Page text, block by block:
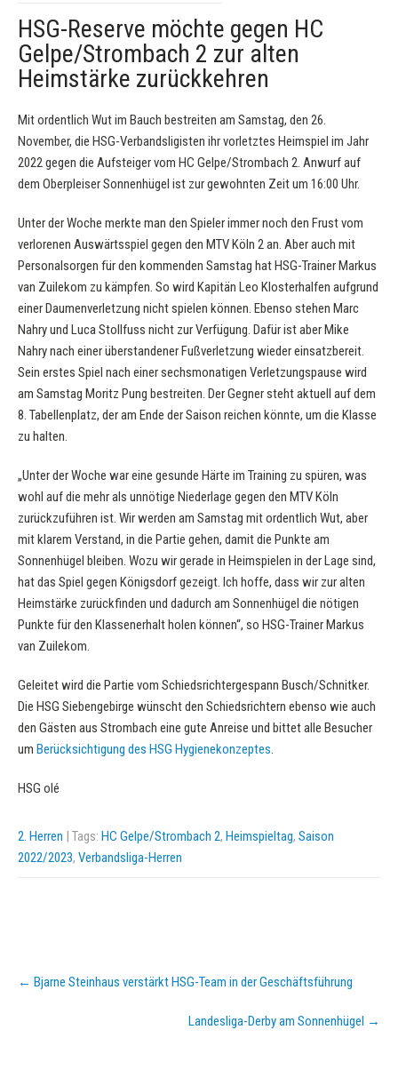
HSG-Reserve möchte gegen HC
Gelpe/Strombach 2 zur alten
Heimstärke zurückkehren
Mit ordentlich Wut im Bauch bestreiten am Samstag, den 26.
November, die HSG-Verbandsligisten ihr vorletztes Heimspiel im Jahr
2022 gegen die Aufsteiger vom HC Gelpe/Strombach 2. Anwurf auf
dem Oberpleiser Sonnenhügel ist zur gewohnten Zeit um 16:00 Uhr.
Unter der Woche merkte man den Spieler immer noch den Frust vom
verlorenen Auswärtsspiel gegen den MTV Köln 2 an. Aber auch mit
Personalsorgen für den kommenden Samstag hat HSG-Trainer Markus
van Zuilekom zu kämpfen. So wird Kapitän Leo Klosterhalfen aufgrund
einer Daumenverletzung nicht spielen können. Ebenso stehen Marc
Nahry und Luca Stollfuss nicht zur Verfügung. Dafür ist aber Mike
Nahry nach einer überstandener Fußverletzung wieder einsatzbereit.
Sein erstes Spiel nach einer sechsmonatigen Verletzungspause wird
am Samstag Moritz Pung bestreiten. Der Gegner steht aktuell auf dem
8. Tabellenplatz, der am Ende der Saison reichen könnte, um die Klasse
zu halten.
„Unter der Woche war eine gesunde Härte im Training zu spüren, was
wohl auf die mehr als unnötige Niederlage gegen den MTV Köln
zurückzuführen ist. Wir werden am Samstag mit ordentlich Wut, aber
mit klarem Verstand, in die Partie gehen, damit die Punkte am
Sonnenhügel bleiben. Wozu wir gerade in Heimspielen in der Lage sind,
hat das Spiel gegen Königsdorf gezeigt. Ich hoffe, dass wir zur alten
Heimstärke zurückfinden und dadurch am Sonnenhügel die nötigen
Punkte für den Klassenerhalt holen können“, so HSG-Trainer Markus
van Zuilekom.
Geleitet wird die Partie vom Schiedsrichtergespann Busch/Schnitker.
Die HSG Siebengebirge wünscht den Schiedsrichtern ebenso wie auch
den Gästen aus Strombach eine gute Anreise und bittet alle Besucher
um Berücksichtigung des HSG Hygienekonzeptes.
HSG olé
2. Herren | Tags: HC Gelpe/Strombach 2, Heimspieltag, Saison
2022/2023, Verbandsliga-Herren
Post
navigation
← Bjarne Steinhaus verstärkt HSG-Team in der Geschäftsführung
Landesliga-Derby am Sonnenhügel →